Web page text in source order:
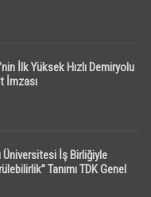
İlk Yüksek Hızlı Demiryolu
İmzası
Üniversitesi İş Birliğiyle
Tanımı TDK Genel